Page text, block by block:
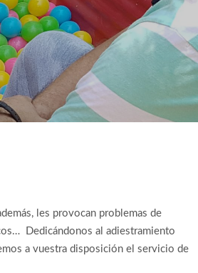
les provocan problemas de
Dedicándonos al adiestramiento
a vuestra disposición el servicio de